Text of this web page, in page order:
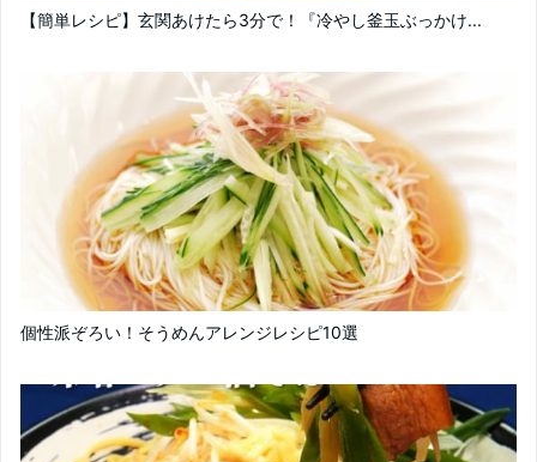
【簡単レシピ】玄関あけたら3分で！『冷やし釜玉ぶっかけ...
個性派ぞろい！そうめんアレンジレシピ10選